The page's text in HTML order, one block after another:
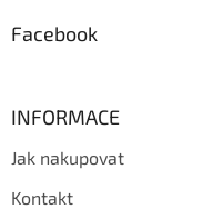
Facebook
INFORMACE
Jak nakupovat
Kontakt